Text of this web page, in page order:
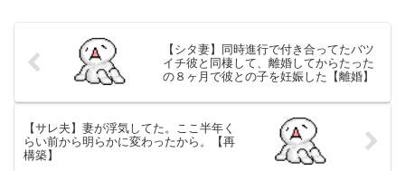
【シタ妻】同時進行で付き合ってたバツ
イチ彼と同棲して、離婚してからたった
の８ヶ月で彼との子を妊娠した【離婚】
【サレ夫】妻が浮気してた。ここ半年く
らい前から明らかに変わったから。【再
構築】